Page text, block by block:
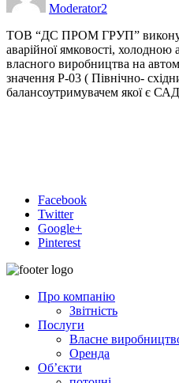
Moderator2
ТОВ “ДС ПРОМ ГРУП” виконує
аварійної ямковості,
власного виробництва на
значення Р-03 ( Північно-
балансоутримувачем якої є
Facebook
Twitter
Google+
Pinterest
Про компанiю
Звітність
Послуги
Власне
Оренда
Об’єкти